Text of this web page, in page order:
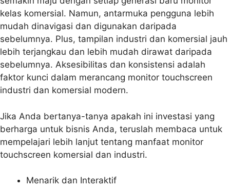
kelas komersial. Namun, antarmuka pengguna lebih
mudah dinavigasi dan digunakan daripada
sebelumnya. Plus, tampilan industri dan komersial jauh
lebih terjangkau dan lebih mudah dirawat daripada
sebelumnya. Aksesibilitas dan konsistensi adalah
faktor kunci dalam merancang monitor touchscreen
industri dan komersial modern.
Jika Anda bertanya-tanya apakah ini investasi yang
berharga untuk bisnis Anda, teruslah membaca untuk
mempelajari lebih lanjut tentang manfaat monitor
touchscreen komersial dan industri.
Menarik dan Interaktif